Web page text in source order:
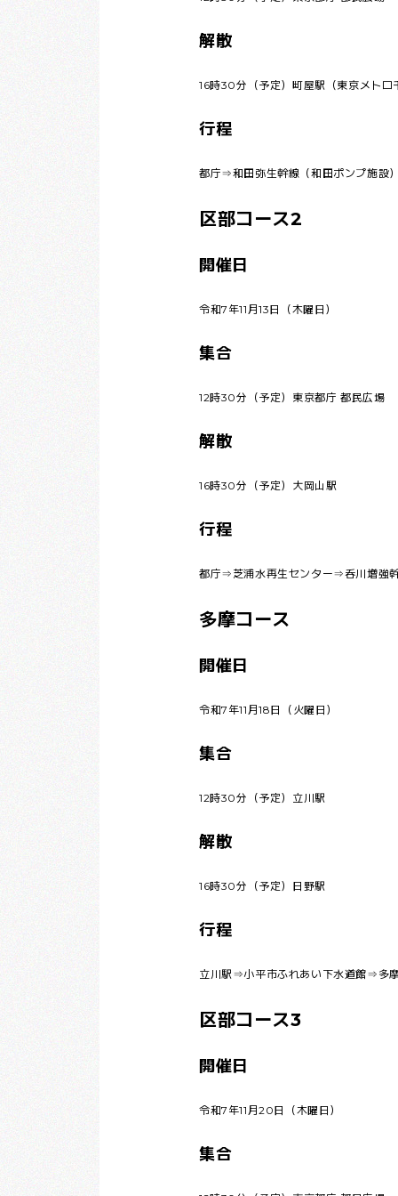
解散
16時30分（予定）町屋駅（東京メトロ
行程
都庁⇒和田弥生幹線（和田ポンプ施設
区部コース2
開催日
令和7年11月13日（木曜日）
集合
12時30分（予定）東京都庁 都民広場
解散
16時30分（予定）大岡山駅
行程
都庁⇒芝浦水再生センター⇒呑川増強
多摩コース
開催日
令和7年11月18日（火曜日）
集合
12時30分（予定）立川駅
解散
16時30分（予定）日野駅
行程
立川駅⇒小平市ふれあい下水道館⇒多
区部コース3
開催日
令和7年11月20日（木曜日）
集合